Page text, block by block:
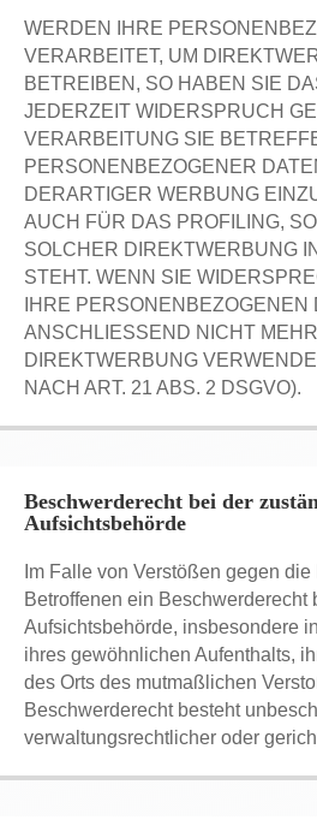
WERDEN IHRE
VERARBEITET, UM
BETREIBEN, SO HABEN SIE
JEDERZEIT WIDERSPRUCH
VERARBEITUNG SIE
PERSONENBEZOGENER
DERARTIGER WERBUNG
AUCH FÜR DAS PROFILING,
SOLCHER DIREKTWERBUNG
STEHT. WENN SIE
IHRE PERSONENBEZOGENEN
ANSCHLIESSEND NICHT
DIREKTWERBUNG
NACH ART. 21 ABS. 2 DSGVO).
Beschwerderecht bei der
Aufsichtsbehörde
Im Falle von Verstößen gegen
Betroffenen ein Beschwerderecht
Aufsichtsbehörde, insbesondere
ihres gewöhnlichen Aufenthalts,
des Orts des mutmaßlichen
Beschwerderecht besteht
verwaltungsrechtlicher oder